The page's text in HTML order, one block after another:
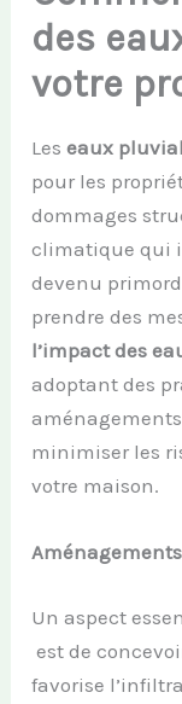
des
votre
Leseaux
pour les
dommages
climatique qui
devenu
prendre des
l’impact des
adoptant des
minimiser les
votre maison.
Un aspect
est de
favorise